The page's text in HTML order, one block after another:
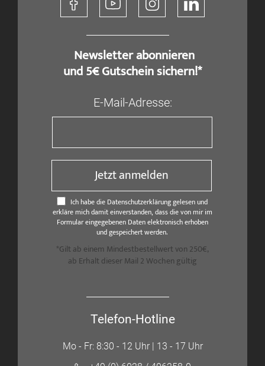
​ Newsletter abonnieren
und 5€ Gutschein sichern!*
E-Mail-Adresse:
Jetzt anmelden
Ich habe die Datenschutzerklärung gelesen und
erkläre mich damit einverstanden, dass die von mir im
Formular eingegebenen Daten elektronisch erhoben
und gespeichert werden.
*Gilt ab einem Mindestbestellwert von 250€,
ab Erhalt dieser Mail 2 Wochen gültig
Telefon-Hotline
Mo - Fr: 8:30 - 12 Uhr | 13 - 17 Uhr